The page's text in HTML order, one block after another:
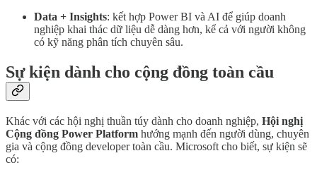
Data + Insights: kết hợp Power BI và AI để giúp doanh
nghiệp khai thác dữ liệu dễ dàng hơn, kể cả với người không
có kỹ năng phân tích chuyên sâu.
Sự kiện dành cho cộng đồng toàn cầu
Khác với các hội nghị thuần túy dành cho doanh nghiệp, Hội nghị
Cộng đồng Power Platform hướng mạnh đến người dùng, chuyên
gia và cộng đồng developer toàn cầu. Microsoft cho biết, sự kiện sẽ
có: